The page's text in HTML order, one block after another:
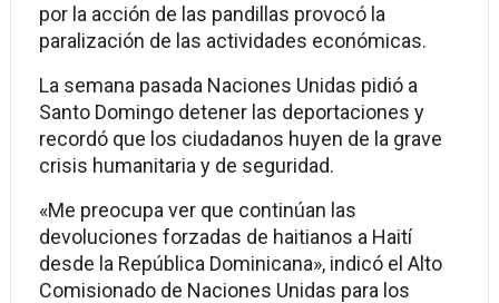
por la acción de las pandillas provocó la
paralización de las actividades económicas.
La semana pasada Naciones Unidas pidió a
Santo Domingo detener las deportaciones y
recordó que los ciudadanos huyen de la grave
crisis humanitaria y de seguridad.
«Me preocupa ver que continúan las
devoluciones forzadas de haitianos a Haití
desde la República Dominicana», indicó el Alto
Comisionado de Naciones Unidas para los